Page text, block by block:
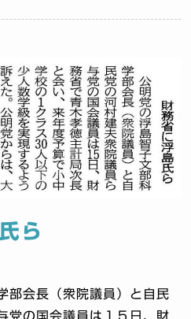
ら
部会長（衆院議員）と自民
党の国会議員は１５日、財